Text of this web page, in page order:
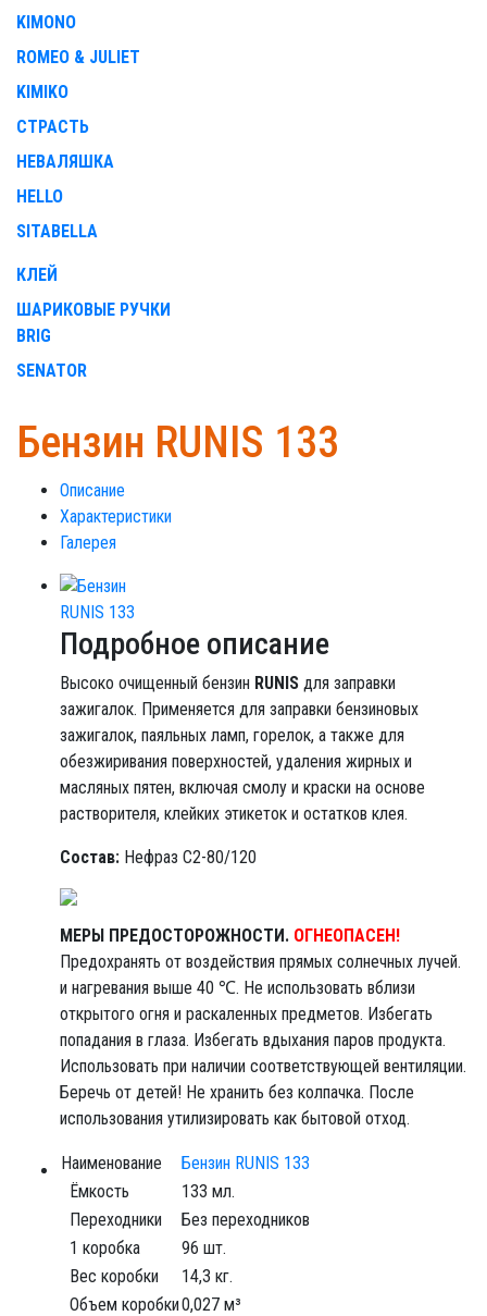
KIMONO
ROMEO & JULIET
KIMIKO
СТРАСТЬ
НЕВАЛЯШКА
HELLO
SITABELLA
КЛЕЙ
ШАРИКОВЫЕ РУЧКИ
BRIG
SENATOR
Бензин RUNIS 133
Описание
Характеристики
Галерея
Подробное описание
Высоко очищенный бензин RUNIS для заправки
зажигалок. Применяется для заправки бензиновых
зажигалок, паяльных ламп, горелок, а также для
обезжиривания поверхностей, удаления жирных и
масляных пятен, включая смолу и краски на основе
растворителя, клейких этикеток и остатков клея.
Состав: Нефраз С2-80/120
МЕРЫ ПРЕДОСТОРОЖНОСТИ. ОГНЕОПАСЕН!
Предохранять от воздействия прямых солнечных лучей.
и нагревания выше 40 ℃. Не использовать вблизи
открытого огня и раскаленных предметов. Избегать
попадания в глаза. Избегать вдыхания паров продукта.
Использовать при наличии соответствующей вентиляции.
Беречь от детей! Не хранить без колпачка. После
использования утилизировать как бытовой отход.
Наименование
Бензин RUNIS 133
Ёмкость
133 мл.
Переходники
Без переходников
1 коробка
96 шт.
Вес коробки
14,3 кг.
Объем коробки0,027 м³